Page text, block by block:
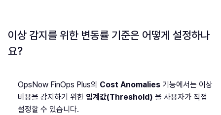
이상 감지를 위한 변동률 기준은 어떻게 설정하나
요?
OpsNow FinOps Plus의 Cost Anomalies 기능에서는 이상
비용을 감지하기 위한 임계값(Threshold) 을 사용자가 직접
설정할 수 있습니다.